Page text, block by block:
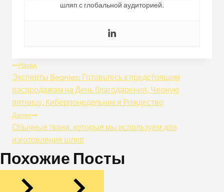
шляп с глобальной аудиторией.
Навигация
По
Записям
Назад
Эксперты Beanies: Готовьтесь к предстоящим
распродажам на День благодарения, Черную
пятницу, Киберпонедельник и Рождество
Далее
Обычные ткани, которые мы используем для
изготовления шляп
Похожие Посты